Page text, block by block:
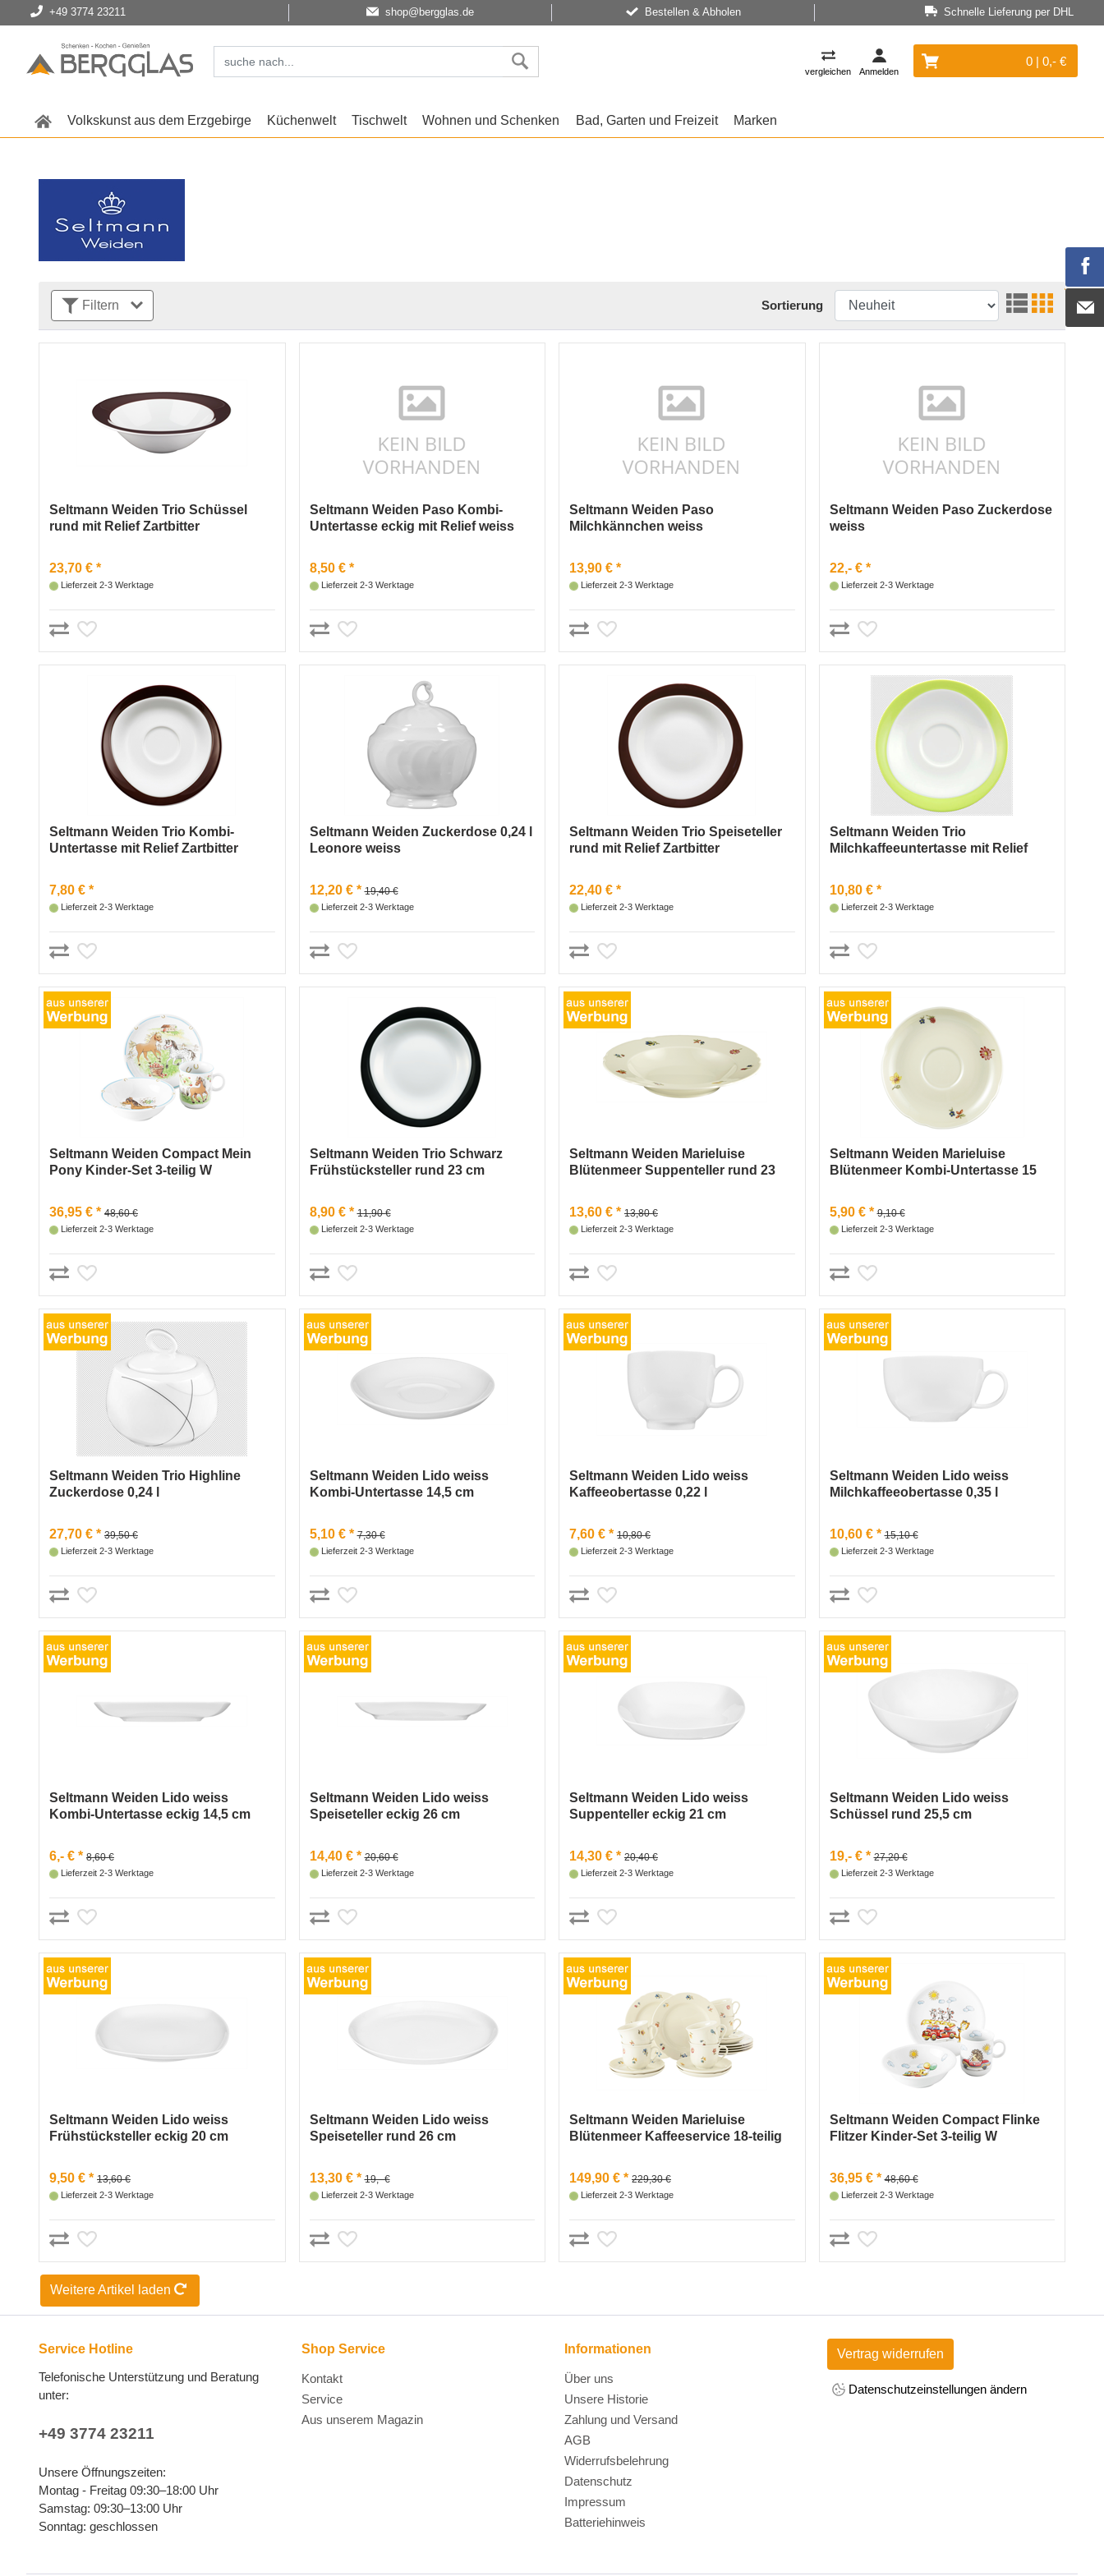
+49 3774 23211 shop@bergglas.de Bestellen & Abholen Schnelle Lieferung per DHL
vergleichen Anmelden
0 | 0,- €
Volkskunst aus dem Erzgebirge Küchenwelt Tischwelt Wohnen und Schenken Bad, Garten und Freizeit Marken
Filtern Sortierung
Seltmann Weiden Trio Schüssel
rund mit Relief Zartbitter
23,70 € *
Lieferzeit 2-3 Werktage
Seltmann Weiden Paso Kombi-
Untertasse eckig mit Relief weiss
8,50 € *
Lieferzeit 2-3 Werktage
Seltmann Weiden Paso
Milchkännchen weiss
13,90 € *
Lieferzeit 2-3 Werktage
Seltmann Weiden Paso Zuckerdose
weiss
22,- € *
Lieferzeit 2-3 Werktage
Seltmann Weiden Trio Kombi-
Untertasse mit Relief Zartbitter
7,80 € *
Lieferzeit 2-3 Werktage
Seltmann Weiden Zuckerdose 0,24 l
Leonore weiss
12,20 € * 19,40 €
Lieferzeit 2-3 Werktage
Seltmann Weiden Trio Speiseteller
rund mit Relief Zartbitter
22,40 € *
Lieferzeit 2-3 Werktage
Seltmann Weiden Trio
Milchkaffeeuntertasse mit Relief
10,80 € *
Lieferzeit 2-3 Werktage
Seltmann Weiden Compact Mein
Pony Kinder-Set 3-teilig W
36,95 € * 48,60 €
Lieferzeit 2-3 Werktage
Seltmann Weiden Trio Schwarz
Frühstücksteller rund 23 cm
8,90 € * 11,90 €
Lieferzeit 2-3 Werktage
Seltmann Weiden Marieluise
Blütenmeer Suppenteller rund 23
13,60 € * 13,80 €
Lieferzeit 2-3 Werktage
Seltmann Weiden Marieluise
Blütenmeer Kombi-Untertasse 15
5,90 € * 9,10 €
Lieferzeit 2-3 Werktage
Seltmann Weiden Trio Highline
Zuckerdose 0,24 l
27,70 € * 39,50 €
Lieferzeit 2-3 Werktage
Seltmann Weiden Lido weiss
Kombi-Untertasse 14,5 cm
5,10 € * 7,30 €
Lieferzeit 2-3 Werktage
Seltmann Weiden Lido weiss
Kaffeeobertasse 0,22 l
7,60 € * 10,80 €
Lieferzeit 2-3 Werktage
Seltmann Weiden Lido weiss
Milchkaffeeobertasse 0,35 l
10,60 € * 15,10 €
Lieferzeit 2-3 Werktage
Seltmann Weiden Lido weiss
Kombi-Untertasse eckig 14,5 cm
6,- € * 8,60 €
Lieferzeit 2-3 Werktage
Seltmann Weiden Lido weiss
Speiseteller eckig 26 cm
14,40 € * 20,60 €
Lieferzeit 2-3 Werktage
Seltmann Weiden Lido weiss
Suppenteller eckig 21 cm
14,30 € * 20,40 €
Lieferzeit 2-3 Werktage
Seltmann Weiden Lido weiss
Schüssel rund 25,5 cm
19,- € * 27,20 €
Lieferzeit 2-3 Werktage
Seltmann Weiden Lido weiss
Frühstücksteller eckig 20 cm
9,50 € * 13,60 €
Lieferzeit 2-3 Werktage
Seltmann Weiden Lido weiss
Speiseteller rund 26 cm
13,30 € * 19,- €
Lieferzeit 2-3 Werktage
Seltmann Weiden Marieluise
Blütenmeer Kaffeeservice 18-teilig
149,90 € * 229,30 €
Lieferzeit 2-3 Werktage
Seltmann Weiden Compact Flinke
Flitzer Kinder-Set 3-teilig W
36,95 € * 48,60 €
Lieferzeit 2-3 Werktage
Weitere Artikel laden
Service Hotline
Telefonische Unterstützung und Beratung
unter:
+49 3774 23211
Unsere Öffnungszeiten:
Montag - Freitag 09:30–18:00 Uhr
Samstag: 09:30–13:00 Uhr
Sonntag: geschlossen
Shop Service
Kontakt
Service
Aus unserem Magazin
Informationen
Über uns
Unsere Historie
Zahlung und Versand
AGB
Widerrufsbelehrung
Datenschutz
Impressum
Batteriehinweis
Vertrag widerrufen
Datenschutzeinstellungen ändern